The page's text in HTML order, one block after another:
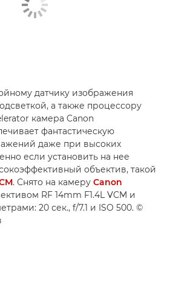
датчику изображения
а также процессору
камера Canon
фантастическую
даже при высоких
если установить на нее
объектив, такой
. Снято на камеру Canon
RF 14mm F1.4L VCM и
20 сек., f/7.1 и ISO 500. ©